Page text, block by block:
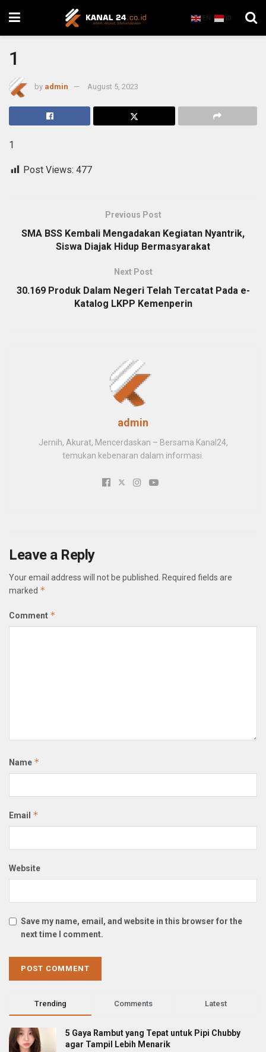
EN ID
1
by admin August 5, 2023
1
Post Views: 477
Previous Post
SMA BSS Kembali Mengadakan Kegiatan Nyantrik,
Siswa Diajak Hidup Bermasyarakat
Next Post
30.169 Produk Dalam Negeri Telah Tercatat Pada e-
Katalog LKPP Kemenperin
admin
Jernih, Akurat, Mencerdaskan – Bersama Kanal24,
temukan kebenaran dalam informasi.
Leave a Reply
Your email address will not be published.
Required fields are
marked *
Comment *
Name *
Email *
Website
Save my name, email, and website in this browser for the
next time I comment.
Trending Comments Latest
5 Gaya Rambut yang Tepat untuk Pipi Chubby
agar Tampil Lebih Menarik